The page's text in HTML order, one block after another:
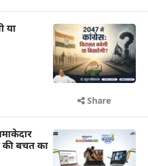
या
Share
बचत का